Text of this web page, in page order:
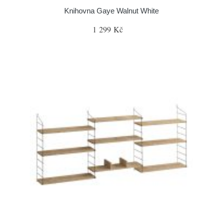
Knihovna Gaye Walnut White
1 299 Kč